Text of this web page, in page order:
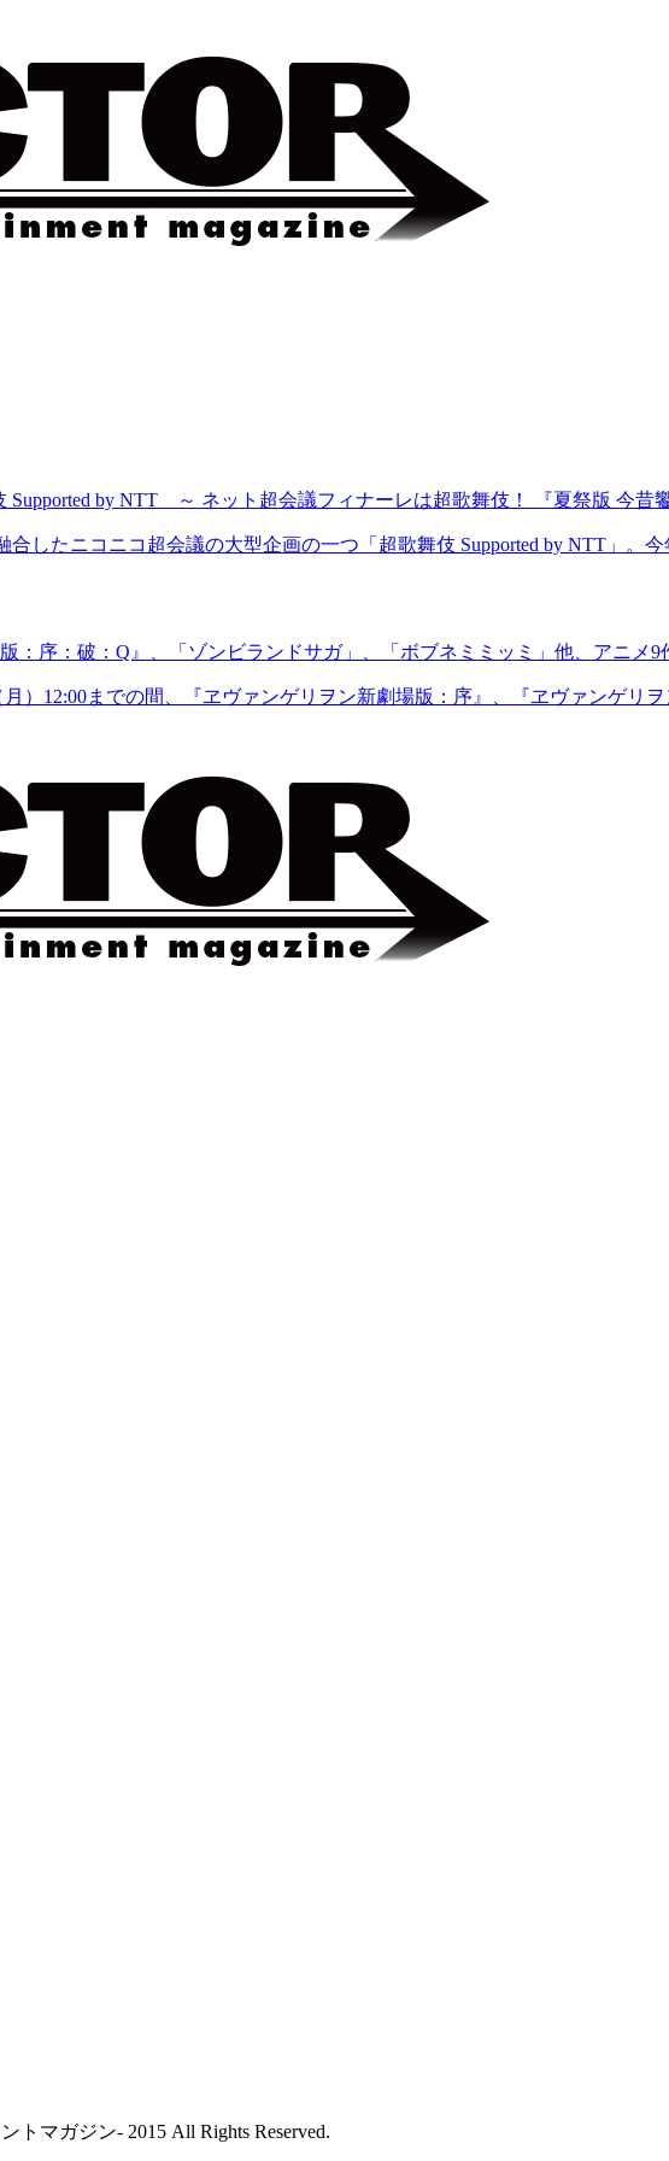
Supported by NTT ～ ネット超会議フィナーレは超歌舞伎！ 『夏祭版 今昔
合したニコニコ超会議の大型企画の一つ「超歌舞伎 Supported by NTT」。
：序：破：Q』、「ゾンビランドサガ」、「ボブネミミッミ」他、アニメ
月）12:00までの間、『ヱヴァンゲリヲン新劇場版：序』、『ヱヴァンゲリ
トマガジン- 2015 All Rights Reserved.